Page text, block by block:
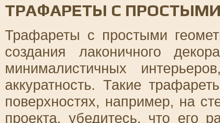
ТРАФАРЕТЫ С
Трафареты с простыми
создания лаконичного
минималистичных
аккуратность. Такие
поверхностях, например, на
проекта, убедитесь, что его